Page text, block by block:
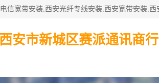
西安市新城区赛派通讯商行